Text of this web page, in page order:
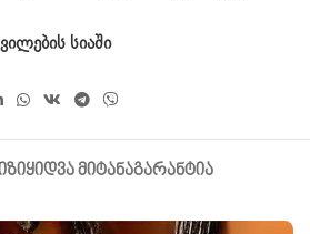
სიაში
ᲧᲘᲓᲕᲐ ᲛᲘᲢᲐᲜᲐᲒᲐᲠᲐᲜᲢᲘᲐ